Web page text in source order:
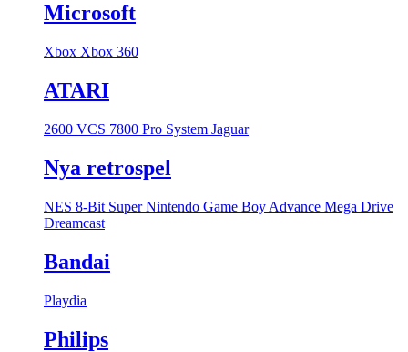
Microsoft
Xbox Xbox 360
ATARI
2600 VCS 7800 Pro System Jaguar
Nya retrospel
NES 8-Bit Super Nintendo Game Boy Advance Mega Drive
Dreamcast
Bandai
Playdia
Philips